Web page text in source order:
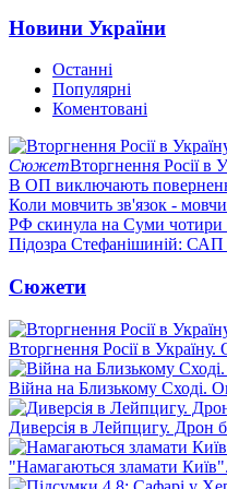
Новини України
Останні
Популярні
Коментовані
СюжетВторгнення Росії в
В ОП виключають
Коли мовчить зв'язок -
РФ скинула на Суми чотири
Підозра Стефанішиній: САП
Сюжети
Вторгнення Росії в Україну.
Війна на Близькому Сході.
Диверсія в Лейпцигу. Дрон
"Намагаються зламати